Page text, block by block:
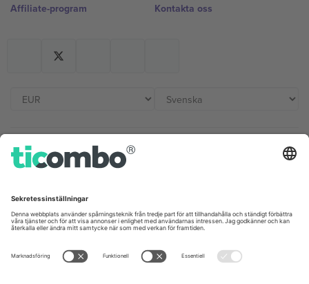
Affiliate-program
Kontakta oss
Kontor och support
Unter den Linden 24, 10117
Berlin, Germany
London, EC1V 1AW, United
Kingdom
United States
Switzerland